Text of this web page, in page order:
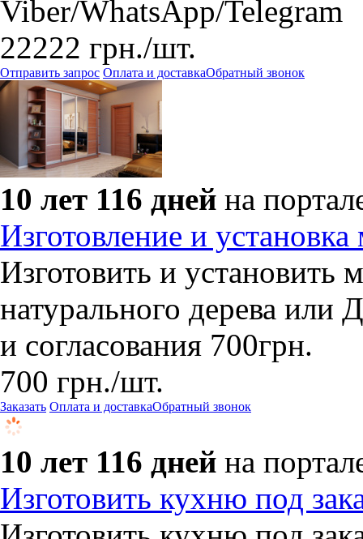
Viber/WhatsApp/Telegram
22222 грн./шт.
Отправить запрос Оплата и доставкаОбратный звонок
10 лет 116 дней на
Изготовление и установка
Изготовить и установить
натурального дерева
и согласования 700грн.
700 грн./шт.
Заказать Оплата и доставкаОбратный звонок
10 лет 116 дней на
Изготовить кухню под